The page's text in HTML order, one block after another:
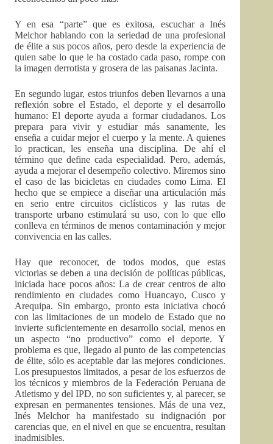
Y en esa “parte” que es exitosa, escuchar a Inés
Melchor hablando con la seriedad de una profesional
de élite a sus pocos años, pero desde la experiencia de
quien sabe lo que le ha costado cada paso, rompe con
la imagen derrotista y grosera de las paisanas Jacinta.
En segundo lugar, estos triunfos deben llevarnos a una
reflexión sobre el Estado, el deporte y el desarrollo
humano: El deporte ayuda a formar ciudadanos. Los
prepara para vivir y estudiar más sanamente, les
enseña a cuidar mejor el cuerpo y la mente. A quienes
lo practican, les enseña una disciplina. De ahí el
término que define cada especialidad. Pero, además,
ayuda a mejorar el desempeño colectivo. Miremos sino
el caso de las bicicletas en ciudades como Lima. El
hecho que se empiece a diseñar una articulación más
en serio entre circuitos ciclísticos y las rutas de
transporte urbano estimulará su uso, con lo que ello
conlleva en términos de menos contaminación y mejor
convivencia en las calles.
Hay que reconocer, de todos modos, que estas
victorias se deben a una decisión de políticas públicas,
iniciada hace pocos años: La de crear centros de alto
rendimiento en ciudades como Huancayo, Cusco y
Arequipa. Sin embargo, pronto esta iniciativa chocó
con las limitaciones de un modelo de Estado que no
invierte suficientemente en desarrollo social, menos en
un aspecto “no productivo” como el deporte. Y
problema es que, llegado al punto de las competencias
de élite, sólo es aceptable dar las mejores condiciones.
Los presupuestos limitados, a pesar de los esfuerzos de
los técnicos y miembros de la Federación Peruana de
Atletismo y del IPD, no son suficientes y, al parecer, se
expresan en permanentes tensiones. Más de una vez,
Inés Melchor ha manifestado su indignación por
carencias que, en el nivel en que se encuentra, resultan
inadmisibles.